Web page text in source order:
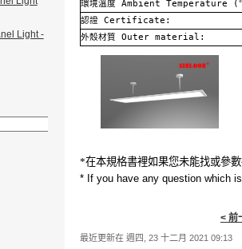
環境溫度 Ambient Temperature (
認證 Certificate:
外殼材質 Outer material:
*在本規格書裡如果您未能找或參
* If you have any question which
< 前
最近更新在 週四, 23 十二月 2021 09:13
Light -